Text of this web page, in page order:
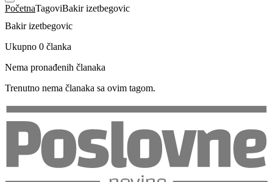
PočetnaTagoviBakir izetbegovic
Bakir izetbegovic
Ukupno 0 članka
Nema pronađenih članaka
Trenutno nema članaka sa ovim tagom.